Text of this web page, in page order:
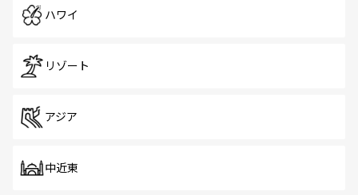
ハワイ
リゾート
アジア
中近東